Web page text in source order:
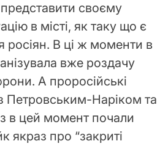
своєму
в місті, як таку що є
росіян. В ці ж моменти в
вже роздачу
А проросійські
Петровським-Наріком та
в цей момент почали
якраз про “закриті